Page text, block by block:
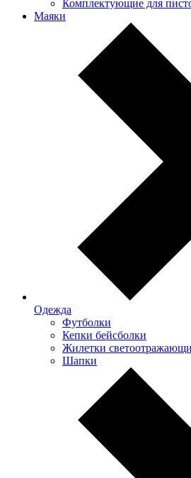
Комплектующие для
Маяки
Одежда
Футболки
Кепки бейсболки
Жилетки
Шапки